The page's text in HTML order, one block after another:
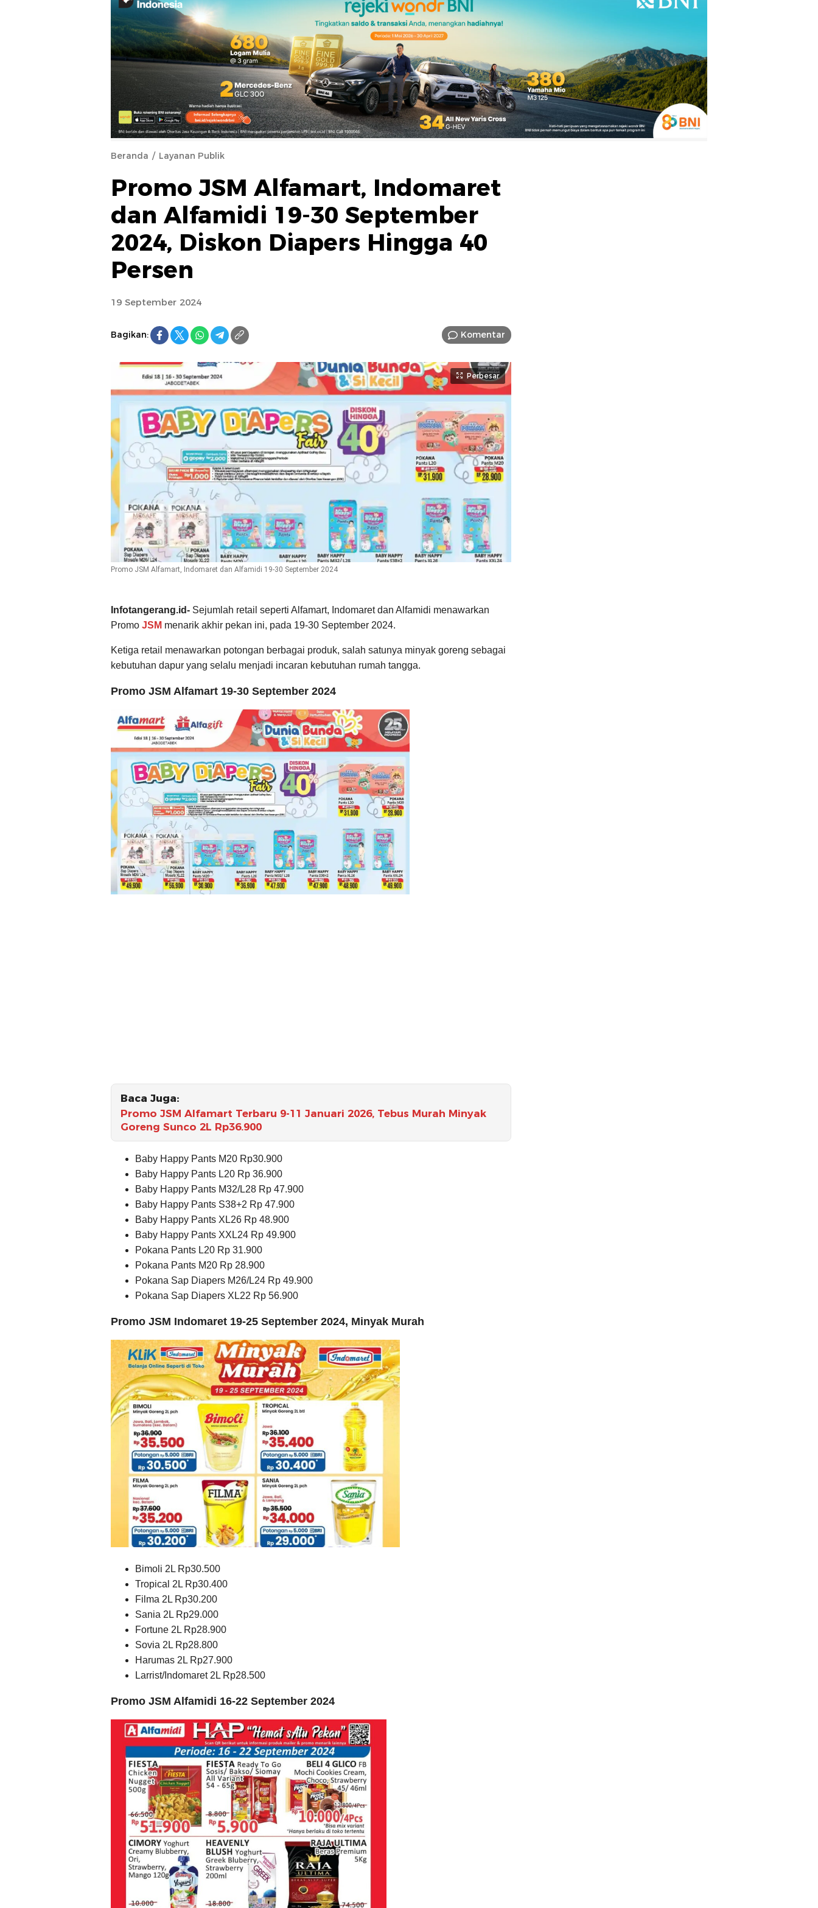
Beranda Layanan Publik
Promo JSM Alfamart, Indomaret
dan Alfamidi 19-30 September
2024, Diskon Diapers Hingga 40
Persen
19 September 2024
Bagikan: Komentar
Perbesar
Promo JSM Alfamart, Indomaret dan Alfamidi 19-30 September 2024
Infotangerang.id- Sejumlah retail seperti Alfamart, Indomaret dan Alfamidi menawarkan
Promo JSM menarik akhir pekan ini, pada 19-30 September 2024.
Ketiga retail menawarkan potongan berbagai produk, salah satunya minyak goreng sebagai
kebutuhan dapur yang selalu menjadi incaran kebutuhan rumah tangga.
Promo JSM Alfamart 19-30 September 2024
Baca Juga:
Promo JSM Alfamart Terbaru 9-11 Januari 2026, Tebus Murah Minyak
Goreng Sunco 2L Rp36.900
Baby Happy Pants M20 Rp30.900
Baby Happy Pants L20 Rp 36.900
Baby Happy Pants M32/L28 Rp 47.900
Baby Happy Pants S38+2 Rp 47.900
Baby Happy Pants XL26 Rp 48.900
Baby Happy Pants XXL24 Rp 49.900
Pokana Pants L20 Rp 31.900
Pokana Pants M20 Rp 28.900
Pokana Sap Diapers M26/L24 Rp 49.900
Pokana Sap Diapers XL22 Rp 56.900
Promo JSM Indomaret 19-25 September 2024, Minyak Murah
Bimoli 2L Rp30.500
Tropical 2L Rp30.400
Filma 2L Rp30.200
Sania 2L Rp29.000
Fortune 2L Rp28.900
Sovia 2L Rp28.800
Harumas 2L Rp27.900
Larrist/Indomaret 2L Rp28.500
Promo JSM Alfamidi 16-22 September 2024